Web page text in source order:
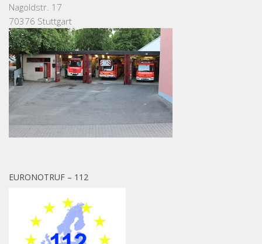
Nagoldstr. 17
70376 Stuttgart
EURONOTRUF – 112